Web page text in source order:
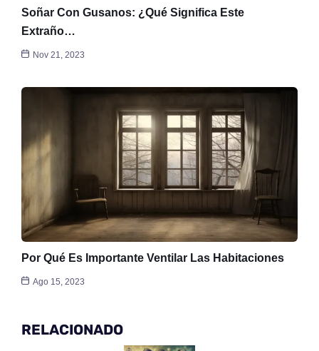
Soñar Con Gusanos: ¿Qué Significa Este
Extraño…
Nov 21, 2023
Por Qué Es Importante Ventilar Las Habitaciones
Ago 15, 2023
RELACIONADO